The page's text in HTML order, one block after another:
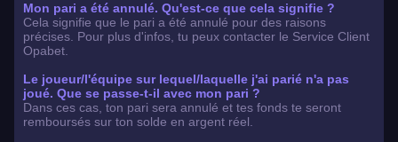
Mon pari a été annulé. Qu'est-ce que cela signifie ?
Cela signifie que le pari a été annulé pour des raisons
précises. Pour plus d'infos, tu peux contacter le Service Client
Opabet.
Le joueur/l'équipe sur lequel/laquelle j'ai parié n'a pas
joué. Que se passe-t-il avec mon pari ?
Dans ces cas, ton pari sera annulé et tes fonds te seront
remboursés sur ton solde en argent réel.